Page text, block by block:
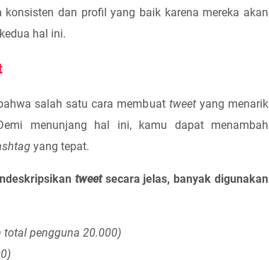
konsisten dan profil yang baik karena mereka akan
hal ini.
salah satu cara membuat tweet yang menarik
menunjang hal ini, kamu dapat menambah
yang tepat.
tweet secara jelas, banyak digunakan
total pengguna 20.000)